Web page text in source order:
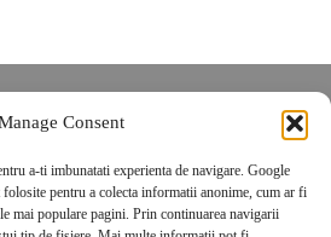
Consent
a-ti imbunatati experienta de navigare. Google
pentru a colecta informatii anonime, cum ar fi
mai populare pagini. Prin continuarea navigarii